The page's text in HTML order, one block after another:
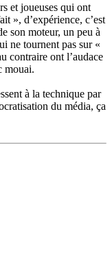
et joueuses qui ont
», d’expérience, c’est
son moteur, un peu à
ne tournent pas sur «
contraire ont l’audace
mouai.
à la technique par
du média, ça